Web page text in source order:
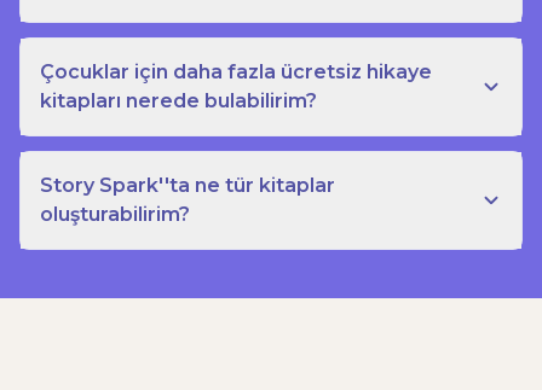
Çocuklar için daha fazla ücretsiz hikaye
kitapları nerede bulabilirim?
Story Spark''ta ne tür kitaplar
oluşturabilirim?